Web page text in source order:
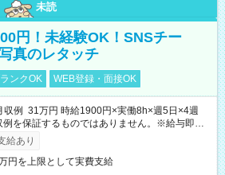
未読
円！未経験OK！SNSチー
真のレタッチ
ンクOK WEB登録・面接OK
例 31万円 時給1900円×実働8h×週5日×4週
を保証するものではありません。※給与即受
可（利用条件有）
給あり
円を上限として実費支給